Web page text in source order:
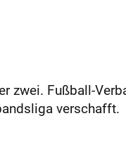
zwei. Fußball-
verschafft.